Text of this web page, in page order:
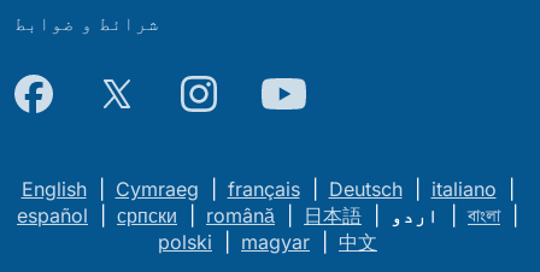
شرائط و ضوابط
English| Cymraeg français| Deutsch| italiano
español
српски română 日本語 اردو বাংলা|
polski
magyar 中文